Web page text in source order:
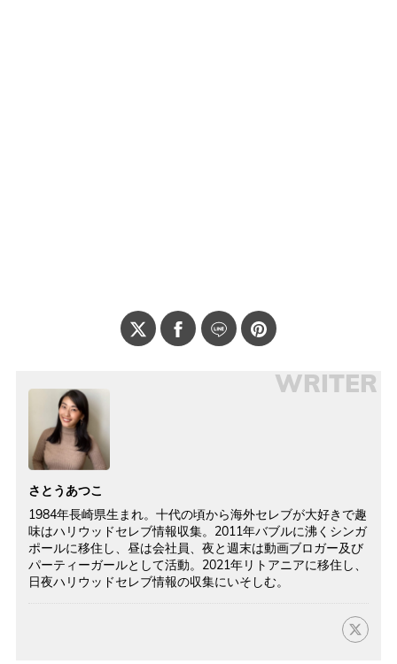
WRITER
さとうあつこ
1984年長崎県生まれ。十代の頃から海外セレブが大好きで趣
味はハリウッドセレブ情報収集。2011年バブルに沸くシンガ
ポールに移住し、昼は会社員、夜と週末は動画ブロガー及び
パーティーガールとして活動。2021年リトアニアに移住し、
日夜ハリウッドセレブ情報の収集にいそしむ。